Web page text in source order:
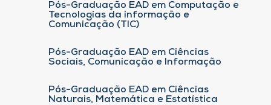
Pós-Graduação EAD em Computação e
Tecnologias da informação e
Comunicação (TIC)
Pós-Graduação EAD em Ciências
Sociais, Comunicação e Informação
Pós-Graduação EAD em Ciências
Naturais, Matemática e Estatística